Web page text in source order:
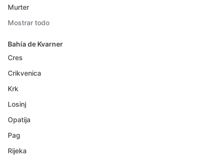
Murter
Mostrar todo
Bahía de Kvarner
Cres
Crikvenica
Krk
Losinj
Opatija
Pag
Rijeka